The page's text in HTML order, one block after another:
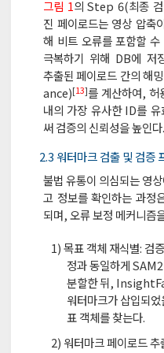
그림 1의 Step 6(최종 검
진 페이로드는 영상 압축
해 비트 오류를 포함할
극복하기 위해 DB에
추출된 페이로드 간의
ance)[13]를 계산하여,
내의 가장 유사한 ID를
써 검증의 신뢰성을 높인다.
2.3 워터마크 검출 및 검증
불법 유통이 의심되는 영
고 정보를 확인하는 과정
되며, 오류 보정 메커니즘
1) 목표 객체 재식별: 검
정과 동일하게
분할한 뒤,
워터마크가 삽입되
표 객체를 찾는다.
2) 워터마크 페이로드